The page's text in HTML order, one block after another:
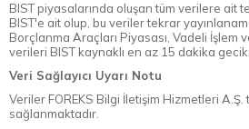
BIST piyasalarında oluşan tüm verilere ait
BIST'e ait olup, bu veriler tekrar
Borçlanma Araçları Piyasası, Vadeli İşlem
verileri BIST kaynaklı en az 15 dakika
Veri Sağlayıcı Uyarı Notu
Veriler FOREKS Bilgi İletişim Hizmetleri A.Ş.
sağlanmaktadır.